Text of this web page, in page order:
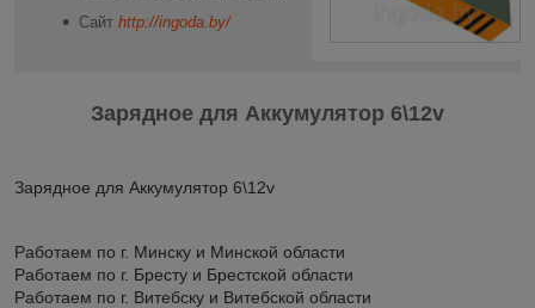
Сайт http://ingoda.by/
Зарядное для Аккумулятор 6\12v
Зарядное для Аккумулятор 6\12v
Работаем по г. Минску и Минской области
Работаем по г. Бресту и Брестской области
Работаем по г. Витебску и Витебской области